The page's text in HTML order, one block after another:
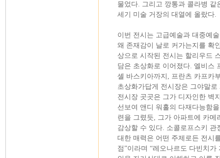
물었다. 그리고 깡통과 콜라병 같
세기 미술 거장의 대열에 올랐다.
이번 전시는 고급예술과 대중예
왜 존재감이 날로 커가는지를 확
상으로 시작된 전시는 할리우드
담은 초상화로 이어졌다. 엘비스
셸 바스키아까지, 프란츠 카프카
초상화가답게 전시장은 그야말
전시장 곳곳은 그가 디자인한 벽
선보여 앤디 워홀의 다재다능함
련을 그렸듯, 그가 아파트에 카
감상할 수 있다. 소콜로프스키 관
대한 매력은 어떤 주제로든 전시
점”이라며 “레오나르도 다빈치